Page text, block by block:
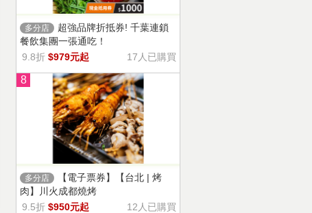
多分店
超強品牌折抵券! 千葉連鎖
餐飲集團一張通吃！
9.8折 $979元起 17人已購買
8
多分店
【電子票券】【台北 | 烤
肉】川火成都燒烤
9.5折 $950元起 12人已購買